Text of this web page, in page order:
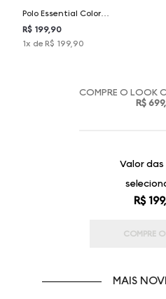
Polo Essential Color
Dudalina Masculina
R$ 199,90
1x de R$ 199,90
COMPRE O LOOK
R$
Valor
R$
COMPRE
MAIS